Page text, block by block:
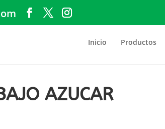
Inicio Productos
AZUCAR